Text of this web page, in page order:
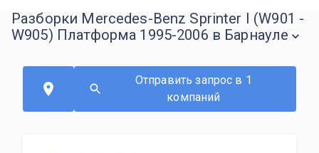
Разборки Mercedes-Benz Sprinter I (W901 -
W905) Платформа 1995-2006 в Барнауле
Отправить запрос в 1
компаний